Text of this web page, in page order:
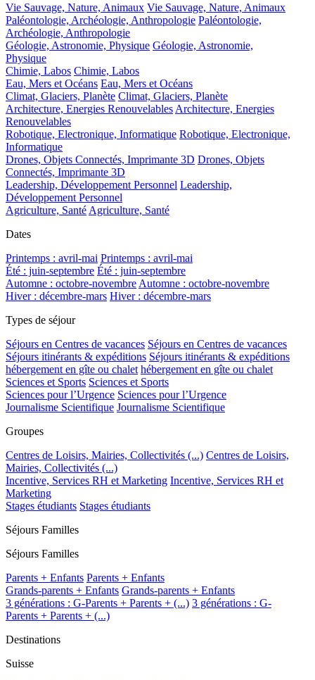
Vie Sauvage, Nature, Animaux Vie Sauvage, Nature, Animaux
Paléontologie, Archéologie, Anthropologie Paléontologie,
Archéologie, Anthropologie
Géologie, Astronomie, Physique Géologie, Astronomie,
Physique
Chimie, Labos Chimie, Labos
Eau, Mers et Océans Eau, Mers et Océans
Climat, Glaciers, Planète Climat, Glaciers, Planète
Architecture, Energies Renouvelables Architecture, Energies
Renouvelables
Robotique, Electronique, Informatique Robotique, Electronique,
Informatique
Drones, Objets Connectés, Imprimante 3D Drones, Objets
Connectés, Imprimante 3D
Leadership, Développement Personnel Leadership,
Développement Personnel
Agriculture, Santé Agriculture, Santé
Dates
Printemps : avril-mai Printemps : avril-mai
Été : juin-septembre Été : juin-septembre
Automne : octobre-novembre Automne : octobre-novembre
Hiver : décembre-mars Hiver : décembre-mars
Types de séjour
Séjours en Centres de vacances Séjours en Centres de vacances
Séjours itinérants & expéditions Séjours itinérants & expéditions
hébergement en gîte ou chalet hébergement en gîte ou chalet
Sciences et Sports Sciences et Sports
Sciences pour l’Urgence Sciences pour l’Urgence
Journalisme Scientifique Journalisme Scientifique
Groupes
Centres de Loisirs, Mairies, Collectivités (...) Centres de Loisirs,
Mairies, Collectivités (...)
Incentive, Services RH et Marketing Incentive, Services RH et
Marketing
Stages étudiants Stages étudiants
Séjours Familles
Séjours Familles
Parents + Enfants Parents + Enfants
Grands-parents + Enfants Grands-parents + Enfants
3 générations : G-Parents + Parents + (...) 3 générations : G-
Parents + Parents + (...)
Destinations
Suisse